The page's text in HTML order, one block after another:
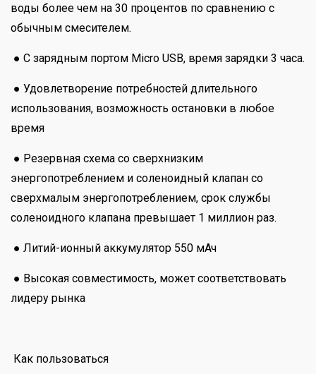
воды более чем на 30 процентов по сравнению с
обычным смесителем.
● С зарядным портом Micro USB, время зарядки 3 часа.
● Удовлетворение потребностей длительного
использования, возможность остановки в любое
время
● Резервная схема со сверхнизким
энергопотреблением и соленоидный клапан со
сверхмалым энергопотреблением, срок службы
соленоидного клапана превышает 1 миллион раз.
● Литий-ионный аккумулятор 550 мАч
● Высокая совместимость, может соответствовать
лидеру рынка
Как пользоваться